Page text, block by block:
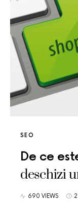
SEO
De ce
deschizi
690 VIEWS 2